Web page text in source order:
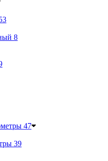
8
47
39